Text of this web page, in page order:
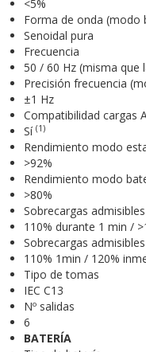
<5%
Forma de onda (modo
Senoidal pura
Frecuencia
50 / 60 Hz (misma que
Precisión frecuencia
±1 Hz
Compatibilidad cargas
Sí (1)
Rendimiento modo
>92%
Rendimiento modo
>80%
Sobrecargas
110% durante 1 min /
Sobrecargas
110% 1min / 120%
Tipo de tomas
IEC C13
Nº salidas
6
BATERÍA